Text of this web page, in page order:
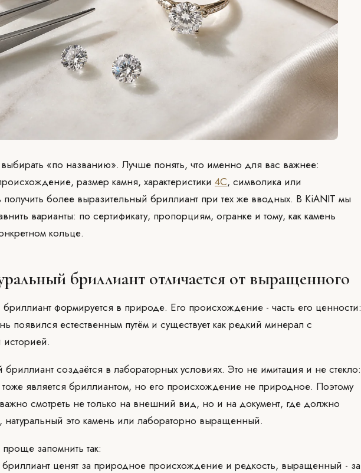
«по названию». Лучше понять, что именно для вас важнее:
размер камня, характеристики 4C, символика или
получить более выразительный бриллиант при тех же вводных. В KiANIT мы
варианты: по сертификату, пропорциям, огранке и тому, как камень
кольце.
бриллиант отличается от выращенного
бриллиант формируется в природе. Его происхождение - часть его ценности:
появился естественным путём и существует как редкий минерал с
создаётся в лабораторных условиях. Это не имитация и не стекло:
тоже является бриллиантом, но его происхождение не природное. Поэтому
смотреть не только на внешний вид, но и на документ, где должно
натуральный это камень или лабораторно выращенный.
запомнить так:
бриллиант ценят за природное происхождение и редкость, выращенный - за